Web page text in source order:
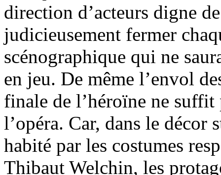
direction d’acteurs digne
judicieusement fermer
scénographique qui ne
en jeu. De même l’envol
finale de l’héroïne ne
l’opéra. Car, dans le décor
habité par les costumes
Thibaut Welchin, les